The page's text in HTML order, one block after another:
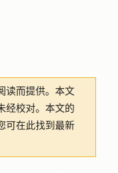
读而提供。 本文
经校对。本文的
可在此找到最新